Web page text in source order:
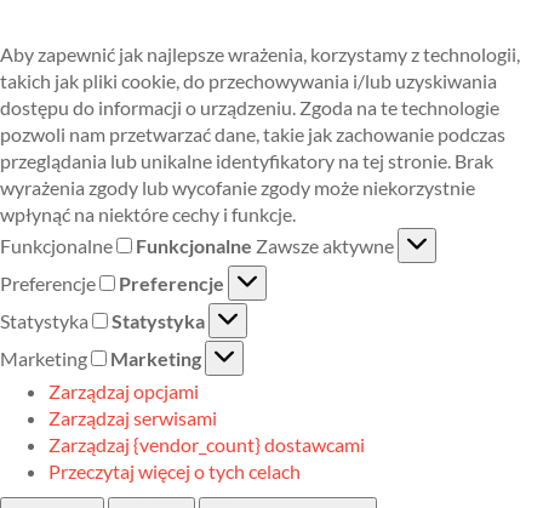
Aby zapewnić jak najlepsze wrażenia, korzystamy z technologii,
takich jak pliki cookie, do przechowywania i/lub uzyskiwania
dostępu do informacji o urządzeniu. Zgoda na te technologie
pozwoli nam przetwarzać dane, takie jak zachowanie podczas
przeglądania lub unikalne identyfikatory na tej stronie. Brak
wyrażenia zgody lub wycofanie zgody może niekorzystnie
wpłynąć na niektóre cechy i funkcje.
Funkcjonalne
Funkcjonalne Zawsze aktywne
Preferencje
Preferencje
Statystyka
Statystyka
Marketing
Marketing
Zarządzaj opcjami
Zarządzaj serwisami
Zarządzaj {vendor_count} dostawcami
Przeczytaj więcej o tych celach